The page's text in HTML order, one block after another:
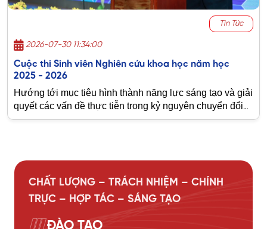
Tin Tức
2026-07-30 11:34:00
Cuộc thi Sinh viên Nghiên cứu khoa học năm học
2025 - 2026
Hướng tới mục tiêu hình thành năng lực sáng tạo và giải
quyết các vấn đề thực tiễn trong kỷ nguyên chuyển đổi
số, Trường Đại học Công nghệ Sài Gòn (STU) sẽ chính
01/08/2026. Sự kiện hứa hẹn là sân chơi trí tuệ bùng nổ,
khẳng định tinh thần dấn thân và đam mê tri thức của
tuổi trẻ STU.
CHẤT LƯỢNG – TRÁCH NHIỆM – CHÍNH
TRỰC – HỢP TÁC – SÁNG TẠO
ĐÀO TẠO